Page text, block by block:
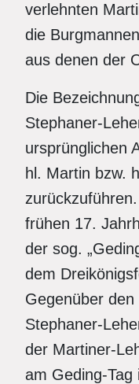
verlehnten
die
aus denen der
Die
Stephaner-
ursprünglichen
hl. Martin bzw.
frühen 17.
der sog.
dem
Gegenüber
Stephaner-
der Martiner-
am Geding-Tag